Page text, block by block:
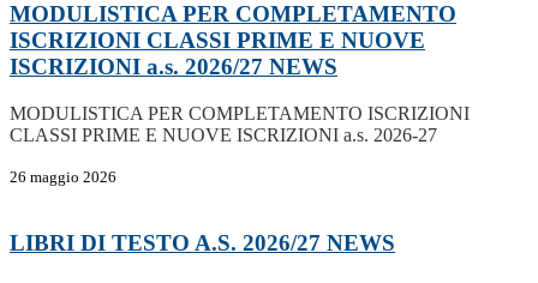
MODULISTICA PER COMPLETAMENTO
ISCRIZIONI CLASSI PRIME E NUOVE
ISCRIZIONI a.s. 2026/27 NEWS
MODULISTICA PER COMPLETAMENTO ISCRIZIONI
CLASSI PRIME E NUOVE ISCRIZIONI a.s. 2026-27
26 maggio 2026
LIBRI DI TESTO A.S. 2026/27 NEWS